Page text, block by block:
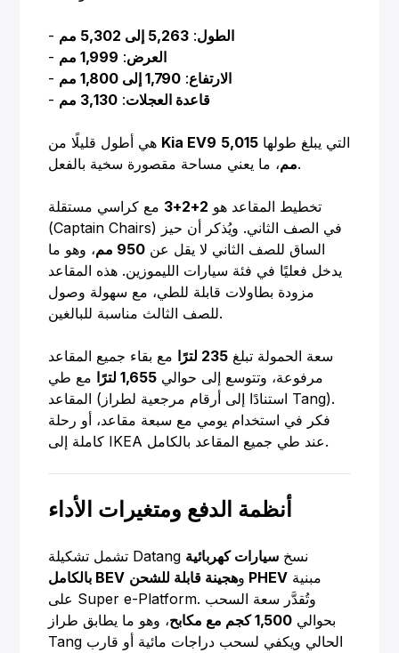
- الطول: 5,263 إلى 5,302 مم
-
العرض: 1,999 مم
-
الارتفاع: 1,790 إلى 1,800 مم
-
قاعدة العجلات: 3,130 مم
Kia EV9 التي يبلغ طولها 5,015
مم، ما يعني مساحة مقصورة سخية بالفعل.
تخطيط المقاعد هو 2+2+3
مع كراسي مستقلة
(Captain Chairs) في الصف الثاني. ويُذكر أن حيز
الساق للصف الثاني لا يقل عن 950 مم
، وهو ما
يدخل فعليًا في فئة سيارات الليموزين. هذه المقاعد
مزودة بطاولات قابلة للطي، مع سهولة وصول
للصف الثالث مناسبة للبالغين.
سعة الحمولة تبلغ 235 لترًا
مع بقاء جميع المقاعد
مرفوعة، وتتوسع إلى حوالي 1,655 لترًا
مع طي
المقاعد (استنادًا إلى أرقام مرجعية لطراز Tang).
فكر في استخدام يومي مع سبعة مقاعد، أو رحلة
كاملة إلى IKEA عند طي جميع المقاعد بالكامل.
أنظمة الدفع ومتغيرات الأداء
تشمل تشكيلة Datang نسخ سيارات كهربائية
بالكامل BEV
و هجينة قابلة للشحن PHEV
على Super e-Platform. وتُقدَّر سعة السحب
بحوالي 1,500 كجم مع مكابح
، وهو ما يطابق طراز
Tang الحالي ويكفي لسحب دراجات مائية أو قارب